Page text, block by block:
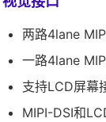
两路4lane
一路4lane
支持LCD屏幕
MIPI-DSI和